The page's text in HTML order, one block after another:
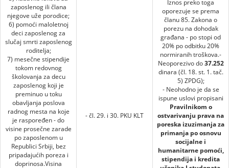
Iznos preko toga
oporezuje se prema
članu 85. Zakona o
porezu na dohodak
građana - po stopi od
20% po odbitku 20%
normiranih troškova.-
Neoporezivo do37.252
dinara (čl. 18. st. 1. tač.
5) ZPDG);
- Neohodno je da se
ispune uslovi propisani
Pravilnikom o
ostvarivanju prava na
poreska izuzimanja za
primanja po osnovu
socijalne i
humanitarne pomoći,
stipendija i kredita
zaposlenog ili člana
njegove uže porodice;
6) pomoći maloletnoj
deci zaposlenog za
slučaj smrti zaposlenog
roditelja;
7) mesečne stipendije
tokom redovnog
školovanja za decu
zaposlenog koji je
preminuo u toku
obavljanja poslova
radnog mesta na koje
je raspoređen - do
visine prosečne zarade
po zaposlenom u
Republici Srbiji, bez
pripadajućih poreza i
doprinosa.Visina
- čl. 29. i 30. PKU KLT